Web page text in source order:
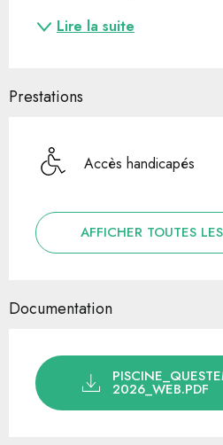
Lire la suite
Prestations
Accès handicapés
AFFICHER TOUTES
Documentation
2026_WEB.PDF